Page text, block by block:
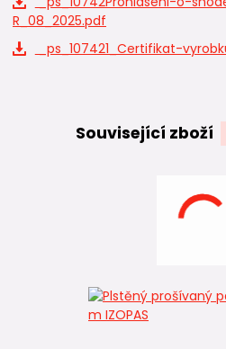
R_08_2025.pdf
_ps_107421_Certifikat-
Související zboží